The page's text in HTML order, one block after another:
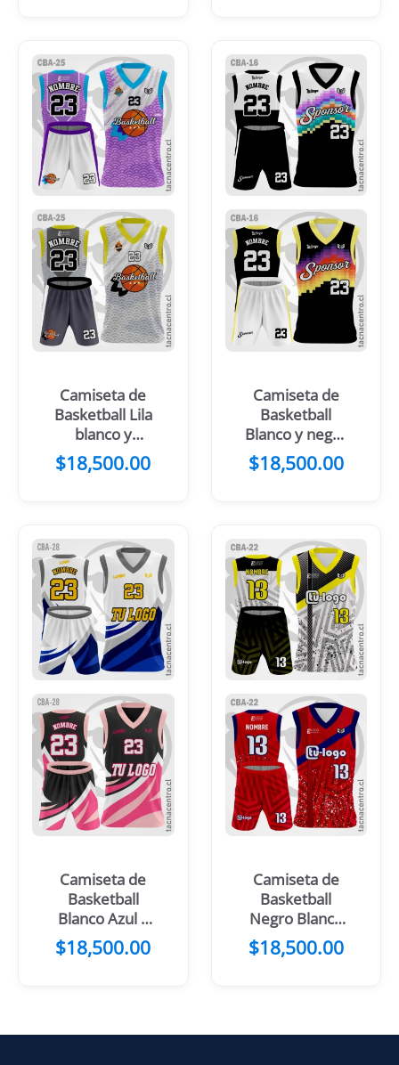
Camiseta de
Basketball Lila
blanco y
mangas
celestes
$18,500.00
Camiseta de
Basketball
Blanco y negro
con colores
$18,500.00
Camiseta de
Basketball
Blanco Azul y
mangas gris
$18,500.00
Camiseta de
Basketball
Negro Blanco
mangas
Amarillas
$18,500.00